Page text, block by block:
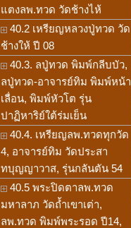
แตงลพ.ทวด วัดช้างไห้
40.2 เหรียญหลวงปู่ทวด วัด
ช้างให้ ปี 08
40.3. ลปู่ทวด พิมพ์กลีบบัว,
ลปู่ทวด-อาจารย์ทิม พิมพ์หน้า
เลื่อน, พิมพ์หัวโต รุ่น
ปาฏิหาริย์ใต้ร่มเย็น
40.4. เหรียญลพ.ทวดทุกวัด
4, อาจารย์ทิม วัดประสา
ทบุญญาวาส, รุ่นกลันตัน 54
40.5 พระปิดตาลพ.ทวด
มหาลาภ วัดถ้ำเขาเต่า,
ลพ.ทวด พิมพ์พระรอด ปี14,